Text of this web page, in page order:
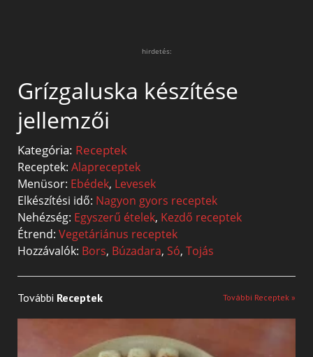
hirdetés:
Grízgaluska készítése
jellemzői
Kategória: Receptek
Receptek: Alapreceptek
Menüsor: Ebédek, Levesek
Elkészítési idő: Nagyon gyors receptek
Nehézség: Egyszerű ételek, Kezdő receptek
Étrend: Vegetáriánus receptek
Hozzávalók: Bors, Búzadara, Só, Tojás
További Receptek További Receptek »